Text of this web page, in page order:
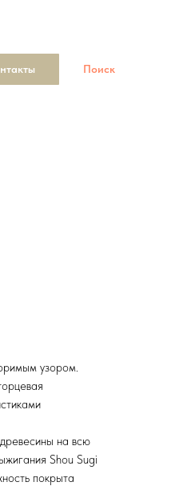
Поиск
узором.
на всю
Shou Sugi
покрыта